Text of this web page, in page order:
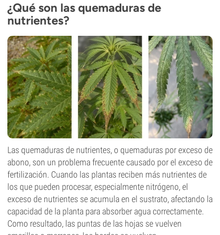
¿Qué son las quemaduras de
nutrientes?
Las quemaduras de nutrientes, o quemaduras por exceso de
abono, son un problema frecuente causado por el exceso de
fertilización. Cuando las plantas reciben más nutrientes de
los que pueden procesar, especialmente nitrógeno, el
exceso de nutrientes se acumula en el sustrato, afectando la
capacidad de la planta para absorber agua correctamente.
Como resultado, las puntas de las hojas se vuelven